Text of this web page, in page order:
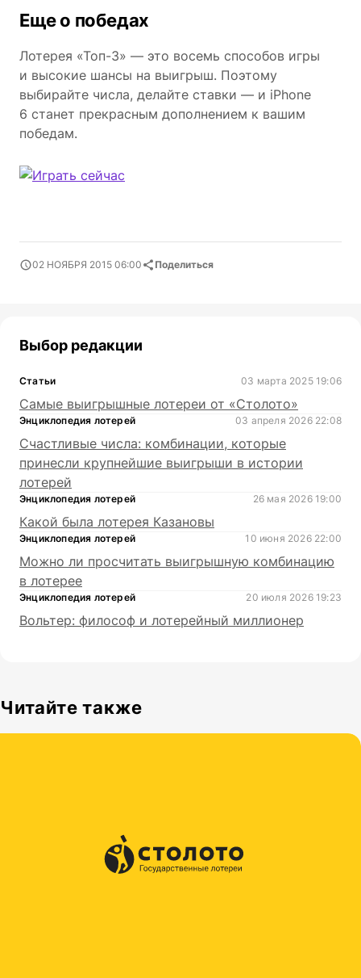
Еще о победах
Лотерея «Топ-3» — это восемь способов игры
и высокие шансы на выигрыш. Поэтому
выбирайте числа, делайте ставки — и iPhone
6 станет прекрасным дополнением к вашим
победам.
02 НОЯБРЯ 2015 06:00 Поделиться
Выбор редакции
Статьи 03 марта 2025 19:06
Самые выигрышные лотереи от «Столото»
Энциклопедия лотерей 03 апреля 2026 22:08
Счастливые числа: комбинации, которые
принесли крупнейшие выигрыши в истории
лотерей
Энциклопедия лотерей 26 мая 2026 19:00
Какой была лотерея Казановы
Энциклопедия лотерей 10 июня 2026 22:00
Можно ли просчитать выигрышную комбинацию
в лотерее
Энциклопедия лотерей 20 июля 2026 19:23
Вольтер: философ и лотерейный миллионер
Читайте также